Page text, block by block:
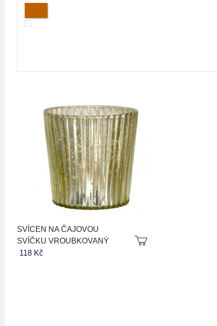
SVÍCEN NA ČAJOVOU
SVÍČKU VROUBKOVANÝ
118 Kč